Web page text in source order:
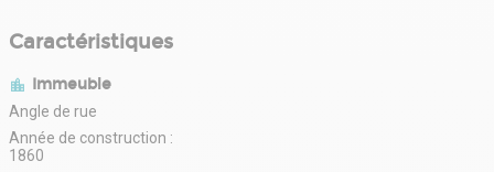
Caractéristiques
Immeuble
Angle de rue
Année de construction :
1860